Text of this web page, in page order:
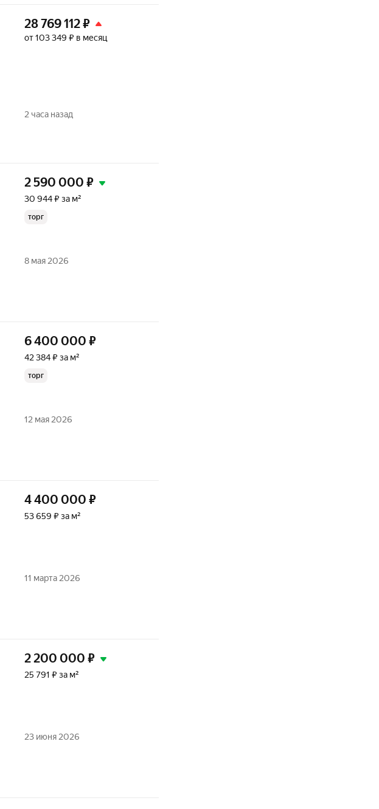
28 769 112₽
от 103 349 ₽ в месяц
2 часа назад
2 590 000 ₽
30 944 ₽ за м²
торг
8 мая 2026
6 400 000 ₽
42 384 ₽ за м²
торг
12 мая 2026
4 400 000 ₽
53 659 ₽ за м²
11 марта 2026
2 200 000 ₽
25 791 ₽ за м²
23 июня 2026